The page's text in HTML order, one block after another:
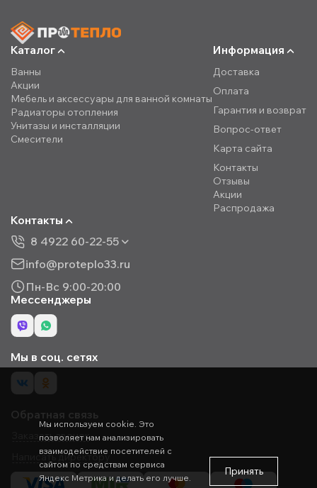
Каталог
Ванны
Акции
Мебель и аксессуары для ванной комнаты
Радиаторы отопления
Унитазы и инсталляции
Смесители
Информация
Доставка
Оплата
Гарантия и возврат
Вопрос-ответ
Карта сайта
Контакты
Отзывы
Акции
Распродажа
Контакты
8 4922 60-22-55
info@proteplo33.ru
Пн-Вс 9:00-20:00
Мессенджеры
Мы в соц. сетях
Обратная связь
Заказать звонок
Написать директору
Мы используем cookie. Это
позволяет нам анализировать
взаимодействие посетителей с
сайтом по средствам сервиса
Яндекс Метрика и делать его лучше.
Принять